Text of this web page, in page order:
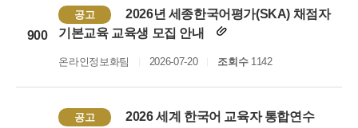
900
공고
2026년 세종한국어평가(SKA) 채점자
기본교육 교육생 모집 안내
온라인정보화팀 2026-07-20 조회수1142
공고
2026 세계 한국어 교육자 통합연수